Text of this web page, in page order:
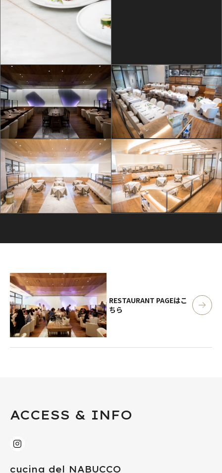
RESTAURANT PAGEはこ
ちら
ACCESS & INFO
cucina del NABUCCO